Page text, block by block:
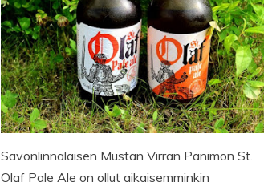
Savonlinnalaisen Mustan Virran Panimon St.
Olaf Pale Ale on ollut aikaisemminkin